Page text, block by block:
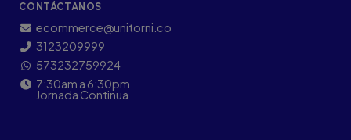
CONTÁCTANOS
ecommerce@unitorni.co
3123209999
573232759924
7:30am a 6:30pm
Jornada Continua